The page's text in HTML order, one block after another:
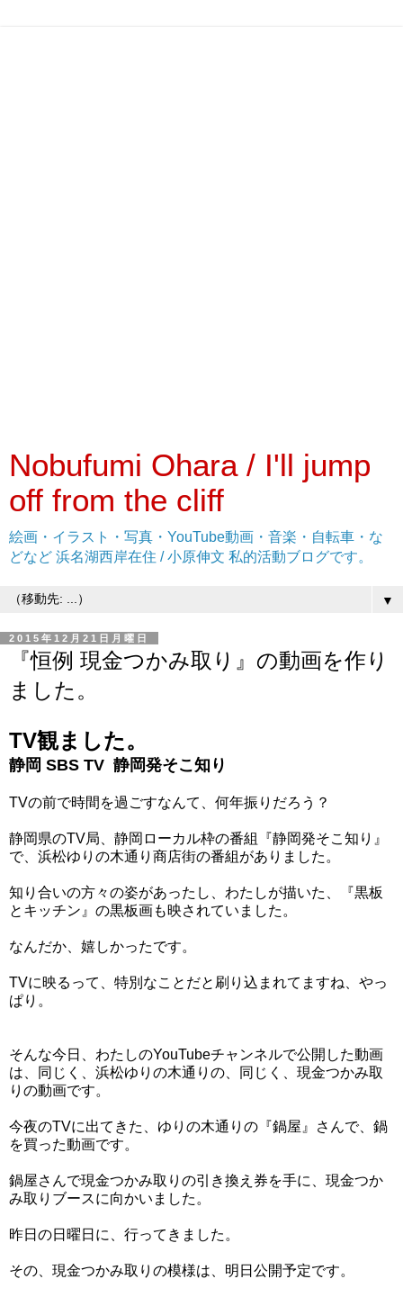
Nobufumi Ohara / I'll jump
off from the cliff
絵画・イラスト・写真・YouTube動画・音楽・自転車・な
どなど 浜名湖西岸在住 / 小原伸文 私的活動ブログです。
▼
2015年12月21日月曜日
『恒例 現金つかみ取り』の動画を作り
ました。
TV観ました。
静岡 SBS TV 静岡発そこ知り
TVの前で時間を過ごすなんて、何年振りだろう？
静岡県のTV局、静岡ローカル枠の番組『静岡発そこ知り』
で、浜松ゆりの木通り商店街の番組がありました。
知り合いの方々の姿があったし、わたしが描いた、『黒板
とキッチン』の黒板画も映されていました。
なんだか、嬉しかったです。
TVに映るって、特別なことだと刷り込まれてますね、やっ
ぱり。
そんな今日、わたしのYouTubeチャンネルで公開した動画
は、同じく、浜松ゆりの木通りの、同じく、現金つかみ取
りの動画です。
今夜のTVに出てきた、ゆりの木通りの『鍋屋』さんで、鍋
を買った動画です。
鍋屋さんで現金つかみ取りの引き換え券を手に、現金つか
み取りブースに向かいました。
昨日の日曜日に、行ってきました。
その、現金つかみ取りの模様は、明日公開予定です。